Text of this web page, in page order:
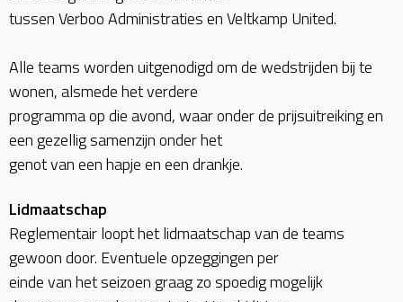
tussen Verboo Administraties en Veltkamp United.
Alle teams worden uitgenodigd om de wedstrijden bij te
wonen, alsmede het verdere
programma op die avond, waar onder de prijsuitreiking en
een gezellig samenzijn onder het
genot van een hapje en een drankje.
Lidmaatschap
Reglementair loopt het lidmaatschap van de teams
gewoon door. Eventuele opzeggingen per
einde van het seizoen graag zo spoedig mogelijk